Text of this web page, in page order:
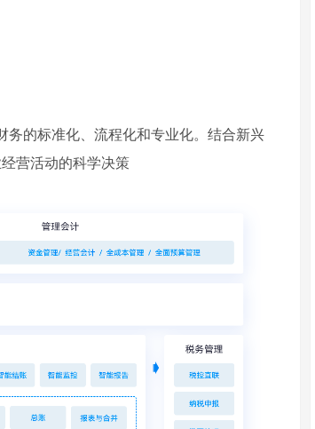
务的标准化、流程化和专业化。结合新兴
营活动的科学决策